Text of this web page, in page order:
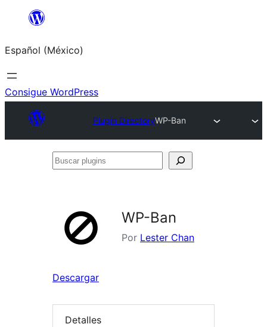
Saltar
contenido
Español (México)
Consigue WordPress
Plugin DirectoryWP-Ban
Buscar
WP-Ban
Por Lester Chan
Descargar
Detalles